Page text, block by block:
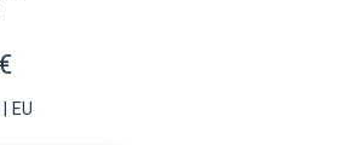
EU